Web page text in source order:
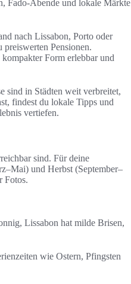
Fado-Abende und lokale Märkte
nach Lissabon, Porto oder
Pensionen.
Form erlebbar und
sind in Städten weit verbreitet,
findest du lokale Tipps und
vertiefen.
sind. Für deine
und Herbst (September–
Fotos.
Lissabon hat milde Brisen,
wie Ostern, Pfingsten